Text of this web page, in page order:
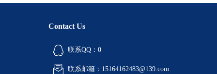
Contact Us
联系QQ：0
联系邮箱：15164162483@139.com